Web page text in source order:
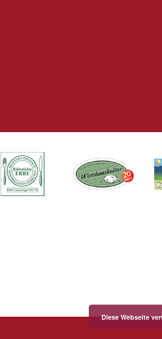
Diese Webseite